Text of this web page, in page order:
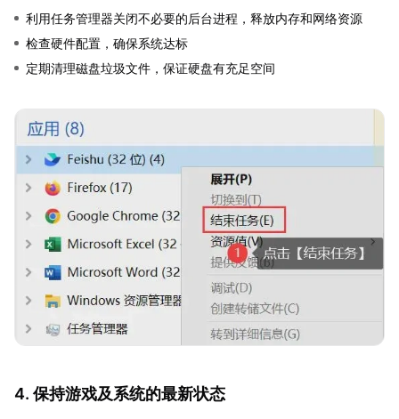
利用任务管理器关闭不必要的后台进程，释放内存和网络资源
检查硬件配置，确保系统达标
定期清理磁盘垃圾文件，保证硬盘有充足空间
4. 保持游戏及系统的最新状态